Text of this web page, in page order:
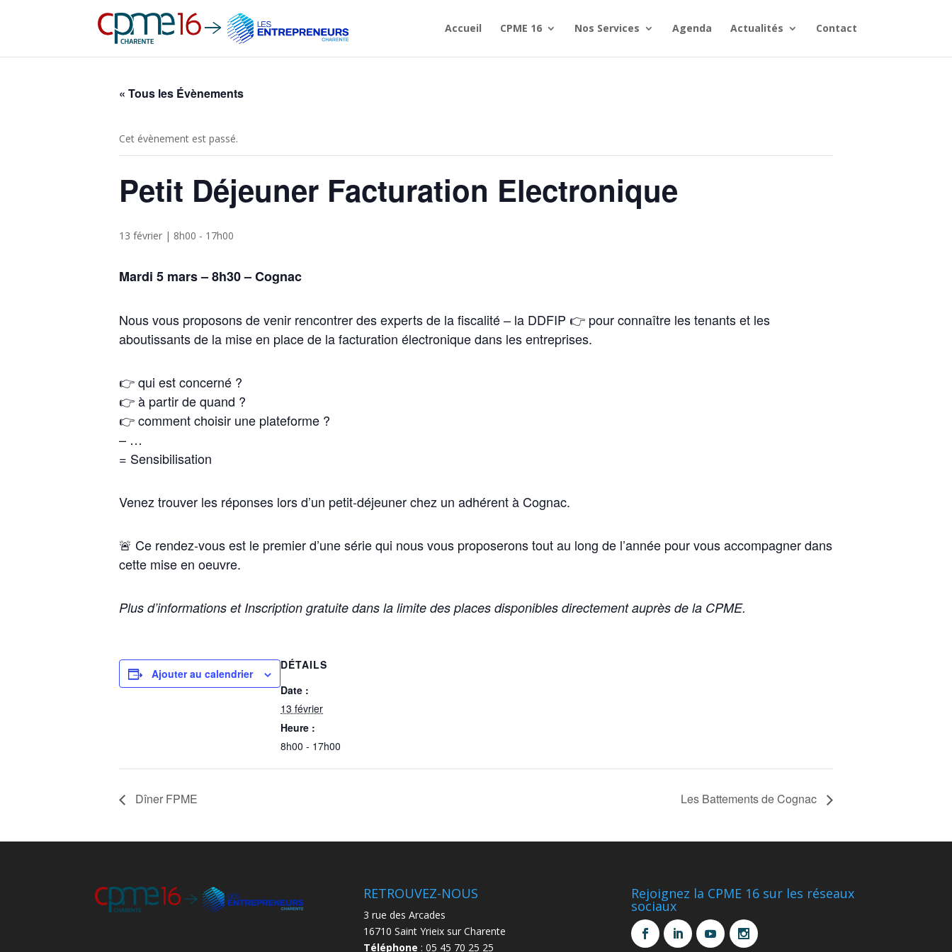
Accueil CPME 16 Nos Services Agenda Actualités Contact
« Tous les Évènements
Cet évènement est passé.
Petit Déjeuner Facturation Electronique
13 février | 8h00 - 17h00
Mardi 5 mars – 8h30 – Cognac
Nous vous proposons de venir rencontrer des experts de la fiscalité – la DDFIP 👉 pour connaître les tenants et les
aboutissants de la mise en place de la facturation électronique dans les entreprises.
👉 qui est concerné ?
👉 à partir de quand ?
👉 comment choisir une plateforme ?
– …
= Sensibilisation
Venez trouver les réponses lors d’un petit-déjeuner chez un adhérent à Cognac.
🚨 Ce rendez-vous est le premier d’une série qui nous vous proposerons tout au long de l’année pour vous accompagner dans
cette mise en oeuvre.
Plus d’informations et Inscription gratuite dans la limite des places disponibles directement auprès de la CPME.
Ajouter au calendrier
DÉTAILS
Date :
13 février
Heure :
8h00 - 17h00
Dîner FPME Les Battements de Cognac
RETROUVEZ-NOUS
3 rue des Arcades
16710 Saint Yrieix sur Charente
Téléphone : 05 45 70 25 25
Rejoignez la CPME 16 sur les réseaux
sociaux